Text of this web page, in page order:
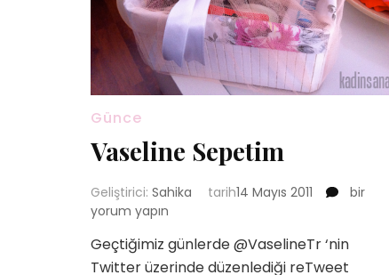
Günce
Vaseline Sepetim
Geliştirici: Sahika tarih14 Mayıs 2011
Vaseline
bir
yorum yapın
Geçtiğimiz günlerde @VaselineTr ‘nin
Twitter üzerinde düzenlediği reTweet